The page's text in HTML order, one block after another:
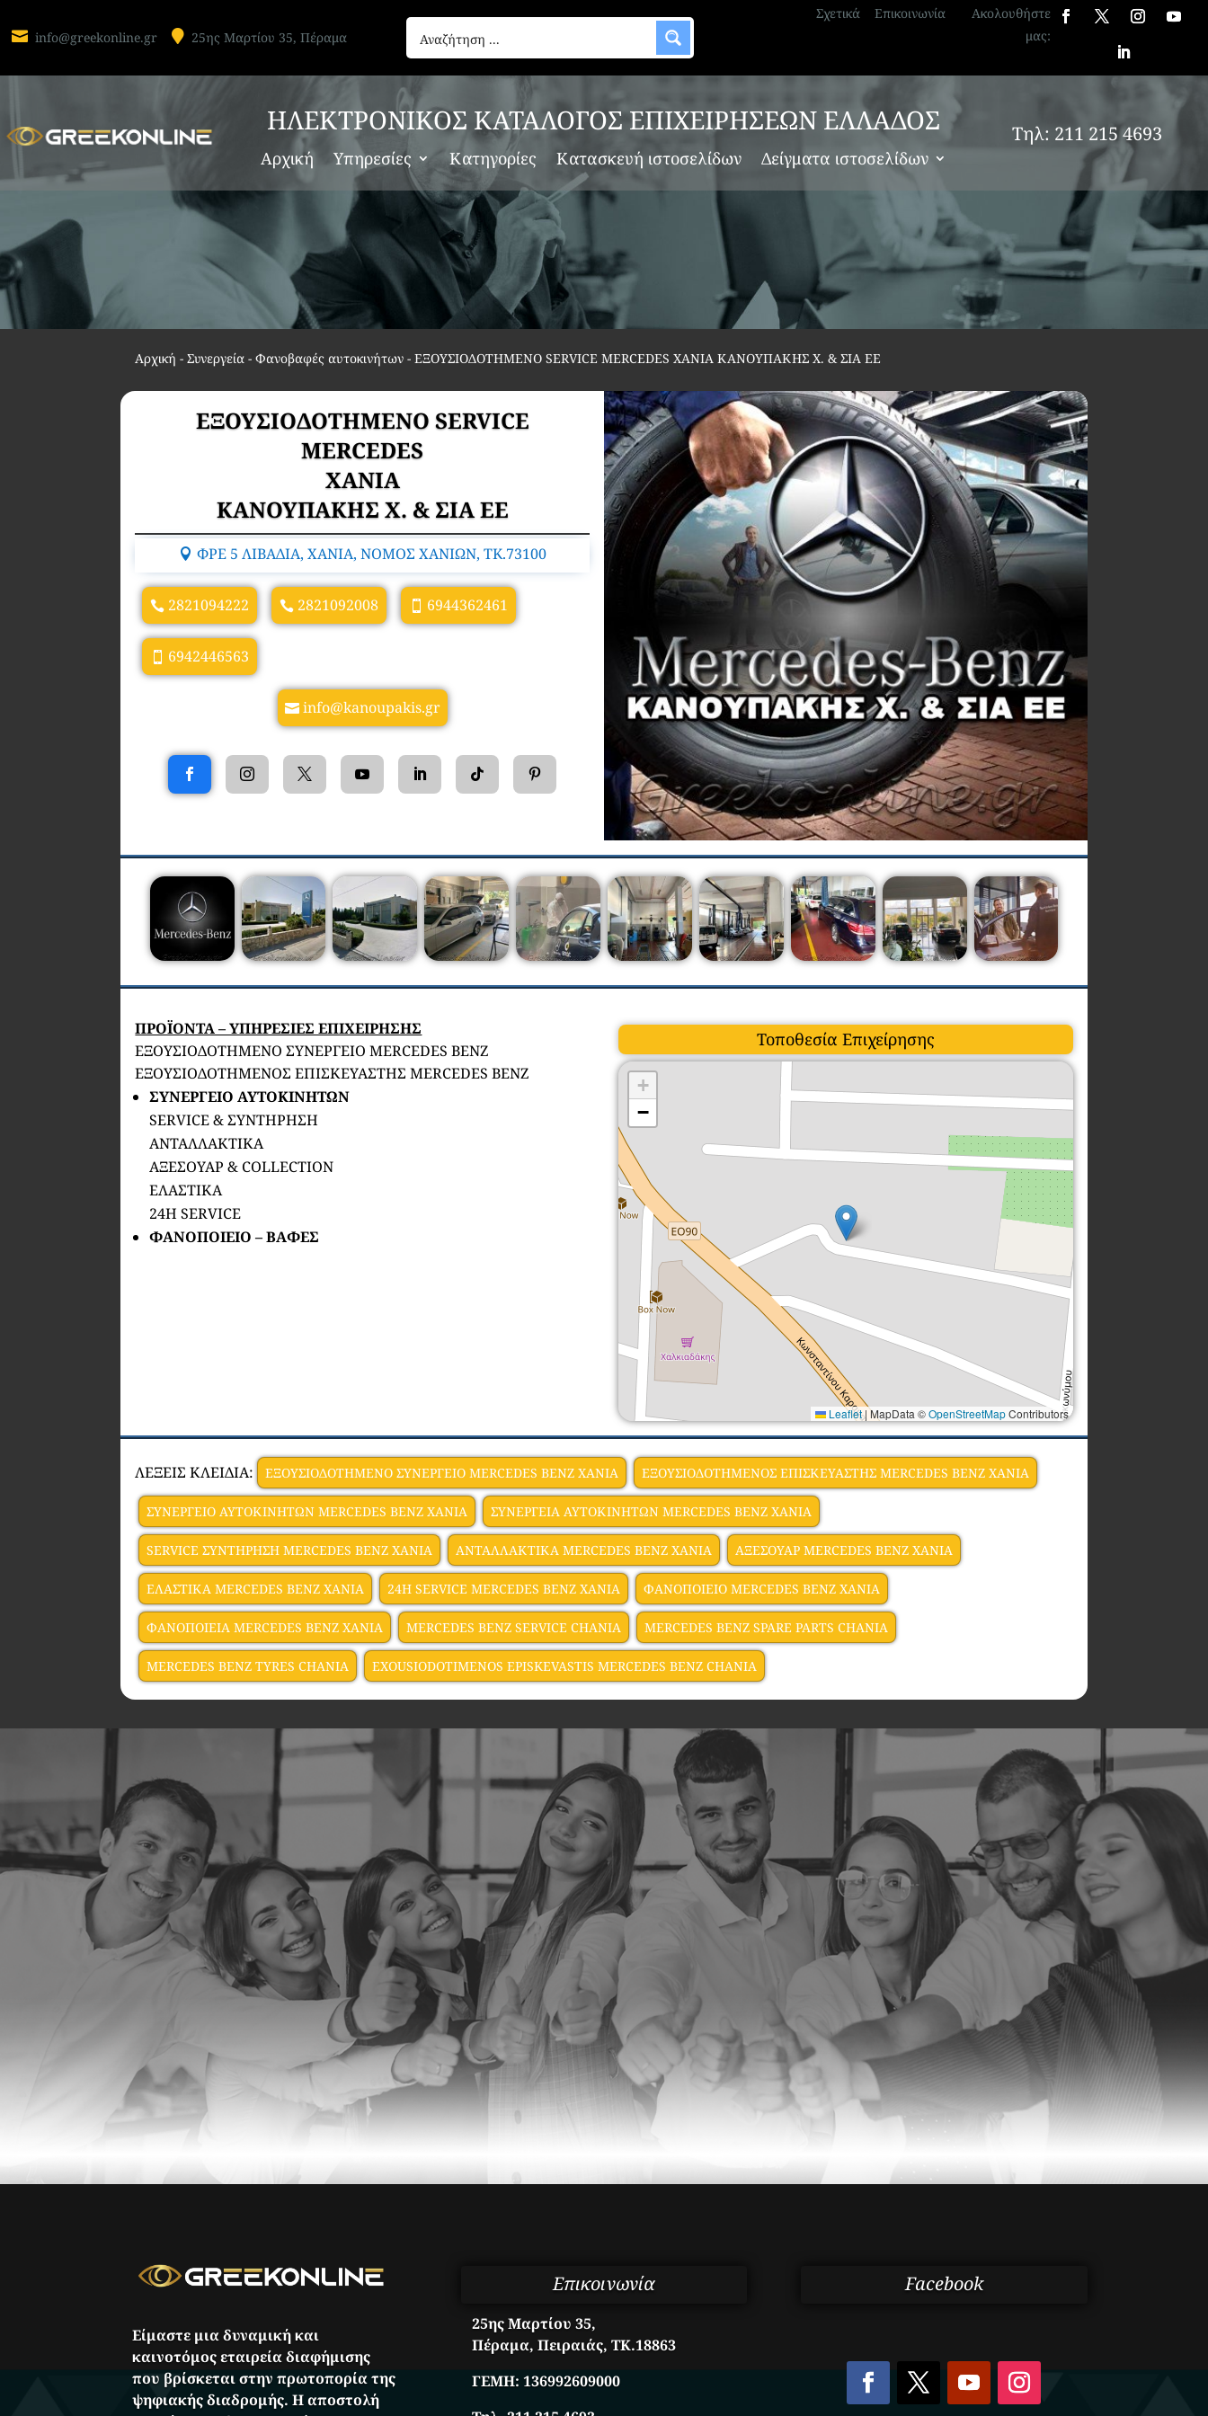
 info@greekonline.gr  25ης Μαρτίου 35, Πέραμα
Σχετικά Επικοινωνία
Ακολουθήστε
μας:
ΗΛΕΚΤΡΟΝΙΚΟΣ ΚΑΤΑΛΟΓΟΣ ΕΠΙΧΕΙΡΗΣΕΩΝ ΕΛΛΑΔΟΣ
Αρχική Υπηρεσίες Κατηγορίες Κατασκευή ιστοσελίδων Δείγματα ιστοσελίδων
Τηλ: 211 215 4693
Αρχική -Συνεργεία - Φανοβαφές αυτοκινήτων -ΕΞΟΥΣΙΟΔΟΤΗΜΕΝΟ SERVICE MERCEDES ΧΑΝΙΑ ΚΑΝΟΥΠΑΚΗΣ Χ. & ΣΙΑ ΕΕ
ΕΞΟΥΣΙΟΔΟΤΗΜΕΝΟ SERVICE
MERCEDES
ΧΑΝΙΑ
ΚΑΝΟΥΠΑΚΗΣ Χ. & ΣΙΑ ΕΕ
ΦΡΕ 5 ΛΙΒΑΔΙΑ, ΧΑΝΙΑ, ΝΟΜΟΣ ΧΑΝΙΩΝ, TK.73100
2821094222 2821092008 6944362461
6942446563
info@kanoupakis.gr
ΠΡΟΪΟΝΤΑ – ΥΠΗΡΕΣΙΕΣ ΕΠΙΧΕΙΡΗΣΗΣ
ΕΞΟΥΣΙΟΔΟΤΗΜΕΝΟ ΣΥΝΕΡΓΕΙΟ MERCEDES BENZ
ΕΞΟΥΣΙΟΔΟΤΗΜΕΝΟΣ ΕΠΙΣΚΕΥΑΣΤΗΣ MERCEDES BENZ
ΣΥΝΕΡΓΕΙΟ ΑΥΤΟΚΙΝΗΤΩΝ
SERVICE & ΣΥΝΤΗΡΗΣΗ
ΑΝΤΑΛΛΑΚΤΙΚΑ
ΑΞΕΣΟΥΑΡ & COLLECTION
ΕΛΑΣΤΙΚΑ
24H SERVICE
ΦΑΝΟΠΟΙΕΙΟ – ΒΑΦΕΣ
Τοποθεσία Επιχείρησης
+
−
Leaflet|MapData ©OpenStreetMapContributors
ΛΕΞΕΙΣ ΚΛΕΙΔΙΑ: ΕΞΟΥΣΙΟΔΟΤΗΜΕΝΟ ΣΥΝΕΡΓΕΙΟ MERCEDES BENZ ΧΑΝΙΑ ΕΞΟΥΣΙΟΔΟΤΗΜΕΝΟΣ ΕΠΙΣΚΕΥΑΣΤΗΣ MERCEDES BENZ ΧΑΝΙΑ
ΣΥΝΕΡΓΕΙΟ ΑΥΤΟΚΙΝΗΤΩΝ MERCEDES BENZ ΧΑΝΙΑ ΣΥΝΕΡΓΕΙΑ ΑΥΤΟΚΙΝΗΤΩΝ MERCEDES BENZ ΧΑΝΙΑ
SERVICE ΣΥΝΤΗΡΗΣΗ MERCEDES BENZ ΧΑΝΙΑ ΑΝΤΑΛΛΑΚΤΙΚΑ MERCEDES BENZ ΧΑΝΙΑ ΑΞΕΣΟΥΑΡ MERCEDES BENZ ΧΑΝΙΑ
ΕΛΑΣΤΙΚΑ MERCEDES BENZ ΧΑΝΙΑ 24H SERVICE MERCEDES BENZ ΧΑΝΙΑ ΦΑΝΟΠΟΙΕΙΟ MERCEDES BENZ ΧΑΝΙΑ
ΦΑΝΟΠΟΙΕΙΑ MERCEDES BENZ ΧΑΝΙΑ MERCEDES BENZ SERVICE CHANIA MERCEDES BENZ SPARE PARTS CHANIA
MERCEDES BENZ TYRES CHANIA EXOUSIODOTIMENOS EPISKEVASTIS MERCEDES BENZ CHANIA
Είμαστε μια δυναμική και
καινοτόμος εταιρεία διαφήμισης
που βρίσκεται στην πρωτοπορία της
ψηφιακής διαδρομής. Η αποστολή
Επικοινωνία
25ης Μαρτίου 35,
Πέραμα, Πειραιάς, ΤΚ.18863
ΓΕΜΗ:136992609000
Facebook